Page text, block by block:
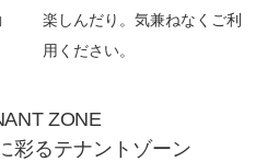
楽しんだり。気兼ねなくご利
用ください。
ZONE
彩るテナントゾーン